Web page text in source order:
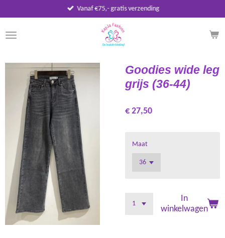
direct
naar
de
Vanaf €75,- gratis verzending
Goodies wide leg
grijs (36-44)
€ 27,50
Maat
In
winkelwagen